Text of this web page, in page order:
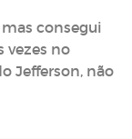
consegui
vezes no
Jefferson, não